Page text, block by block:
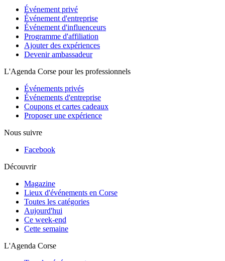
Événement privé
Événement d'entreprise
Événement d'influenceurs
Programme d'affiliation
Ajouter des expériences
Devenir ambassadeur
L'Agenda Corse pour les professionnels
Événements privés
Événements d'entreprise
Coupons et cartes cadeaux
Proposer une expérience
Nous suivre
Facebook
Découvrir
Magazine
Lieux d'événements en Corse
Toutes les catégories
Aujourd'hui
Ce week-end
Cette semaine
L'Agenda Corse